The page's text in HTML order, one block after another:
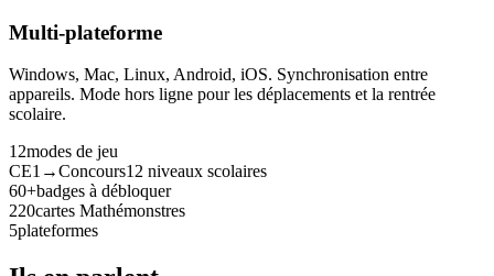
Multi-plateforme
Windows, Mac, Linux, Android, iOS. Synchronisation entre
appareils. Mode hors ligne pour les déplacements et la rentrée
scolaire.
12modes de jeu
CE1→Concours12 niveaux scolaires
60+badges à débloquer
220cartes Mathémonstres
5plateformes